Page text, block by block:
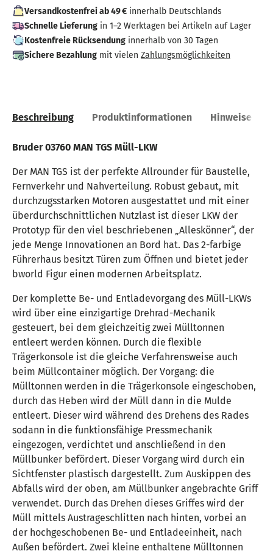
Versandkostenfrei ab 49 € innerhalb Deutschlands
Schnelle Lieferung in 1–2 Werktagen bei Artikeln auf Lager
Kostenfreie Rücksendung innerhalb von 30 Tagen
Sichere Bezahlung mit vielen Zahlungsmöglichkeiten
Beschreibung Produktinformationen Hinweise
Bruder 03760 MAN TGS Müll-LKW
Der MAN TGS ist der perfekte Allrounder für Baustelle,
Fernverkehr und Nahverteilung. Robust gebaut, mit
durchzugsstarken Motoren ausgestattet und mit einer
überdurchschnittlichen Nutzlast ist dieser LKW der
Prototyp für den viel beschriebenen „Alleskönner“, der
jede Menge Innovationen an Bord hat. Das 2-farbige
Führerhaus besitzt Türen zum Öffnen und bietet jeder
bworld Figur einen modernen Arbeitsplatz.
Der komplette Be- und Entladevorgang des Müll-LKWs
wird über eine einzigartige Drehrad-Mechanik
gesteuert, bei dem gleichzeitig zwei Mülltonnen
entleert werden können. Durch die flexible
Trägerkonsole ist die gleiche Verfahrensweise auch
beim Müllcontainer möglich. Der Vorgang: die
Mülltonnen werden in die Trägerkonsole eingeschoben,
durch das Heben wird der Müll dann in die Mulde
entleert. Dieser wird während des Drehens des Rades
sodann in die funktionsfähige Pressmechanik
eingezogen, verdichtet und anschließend in den
Müllbunker befördert. Dieser Vorgang wird durch ein
Sichtfenster plastisch dargestellt. Zum Auskippen des
Abfalls wird der oben, am Müllbunker angebrachte Griff
verwendet. Durch das Drehen dieses Griffes wird der
Müll mittels Austrageschlitten nach hinten, vorbei an
der hochgeschobenen Be- und Entladeeinheit, nach
Außen befördert. Zwei kleine enthaltene Mülltonnen